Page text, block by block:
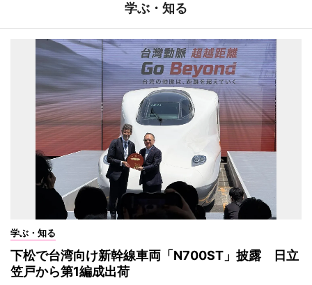
学ぶ・知る
学ぶ・知る
下松で台湾向け新幹線車両「N700ST」披露 日立
笠戸から第1編成出荷